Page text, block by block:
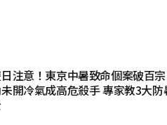
注意！東京中暑致命個案破百
開冷氣成高危殺手 專家教3大防